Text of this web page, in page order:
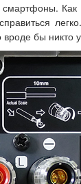
Как
бы никто